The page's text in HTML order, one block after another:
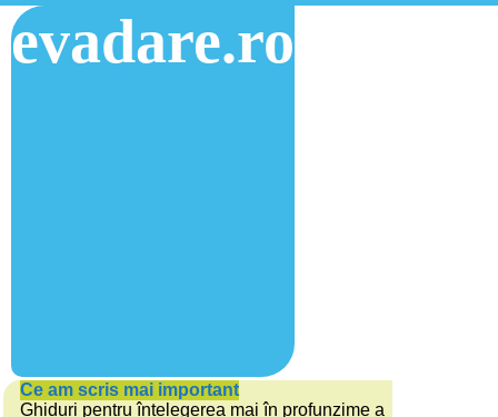
evadare.ro
Ce am scris mai important
Ghiduri pentru înțelegerea mai în profunzime a